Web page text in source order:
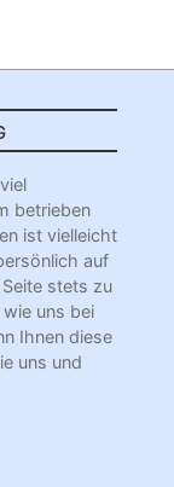
betrieben
ist vielleicht
auf
stets zu
uns bei
Ihnen diese
uns und